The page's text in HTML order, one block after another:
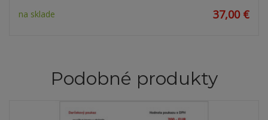
na sklade 37,00 €
Podobné produkty